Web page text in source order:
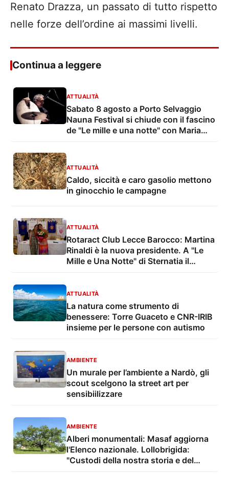
Renato Drazza, un passato di tutto rispetto
nelle forze dell’ordine ai massimi livelli.
Continua a leggere
ATTUALITÀ
Sabato 8 agosto a Porto Selvaggio
Nauna Festival si chiude con il fascino
de "Le mille e una notte" con Maria
ATTUALITÀ
Caldo, siccità e caro gasolio mettono
in ginocchio le campagne
ATTUALITÀ
Rotaract Club Lecce Barocco: Martina
Rinaldi è la nuova presidente. A "Le
Mille e Una Notte" di Sternatia il
ATTUALITÀ
La natura come strumento di
benessere: Torre Guaceto e CNR-IRIB
insieme per le persone con autismo
AMBIENTE
Un murale per l’ambiente a Nardò, gli
scout scelgono la street art per
sensibiilizzare
AMBIENTE
Alberi monumentali: Masaf aggiorna
l'Elenco nazionale. Lollobrigida:
"Custodi della nostra storia e del